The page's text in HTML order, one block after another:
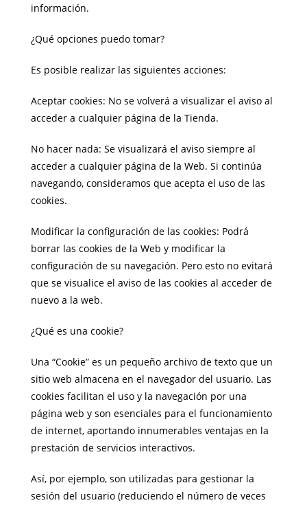
información.
¿Qué opciones puedo tomar?
Es posible realizar las siguientes acciones:
Aceptar cookies: No se volverá a visualizar el aviso al
acceder a cualquier página de la Tienda.
No hacer nada: Se visualizará el aviso siempre al
acceder a cualquier página de la Web. Si continúa
navegando, consideramos que acepta el uso de las
cookies.
Modificar la configuración de las cookies: Podrá
borrar las cookies de la Web y modificar la
configuración de su navegación. Pero esto no evitará
que se visualice el aviso de las cookies al acceder de
nuevo a la web.
¿Qué es una cookie?
Una “Cookie” es un pequeño archivo de texto que un
sitio web almacena en el navegador del usuario. Las
cookies facilitan el uso y la navegación por una
página web y son esenciales para el funcionamiento
de internet, aportando innumerables ventajas en la
prestación de servicios interactivos.
Así, por ejemplo, son utilizadas para gestionar la
sesión del usuario (reduciendo el número de veces